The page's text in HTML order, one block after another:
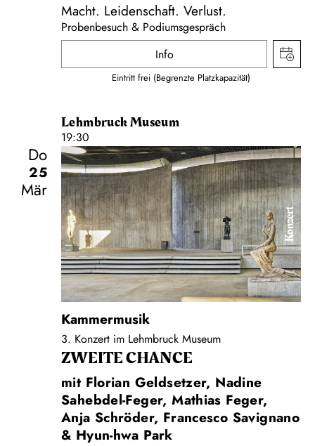
Macht. Leidenschaft. Verlust.
Probenbesuch & Podiumsgespräch
Info
Eintritt frei (Begrenzte Platzkapazität)
Lehmbruck Museum
19:30
Do
25
Mär
Konzert
Kammermusik
3. Konzert im Lehmbruck Museum
ZWEITE CHANCE
mit Florian Geldsetzer, Nadine
Sahebdel-Feger, Mathias Feger,
Anja Schröder, Francesco Savignano
& Hyun-hwa Park